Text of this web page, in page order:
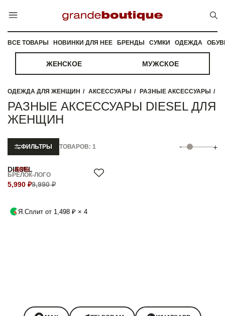
ВСЕ ТОВАРЫ НОВИНКИ ДЛЯ НЕЕ БРЕНДЫ СУМКИ ОДЕЖДА
ЖЕНСКОЕ МУЖСКОЕ
ОДЕЖДА ДЛЯ ЖЕНЩИН АКСЕССУАРЫ РАЗНЫЕ АКСЕССУАРЫ
РАЗНЫЕ АКСЕССУАРЫ DIESEL ДЛЯ
ЖЕНЩИН
ФИЛЬТРЫ ТОВАРОВ: 1 - +
-40%
DIESEL
БРЕЛОК-ЛОГО
5,990 ₽9,990 ₽
Я.Сплит от 1,498 ₽ × 4